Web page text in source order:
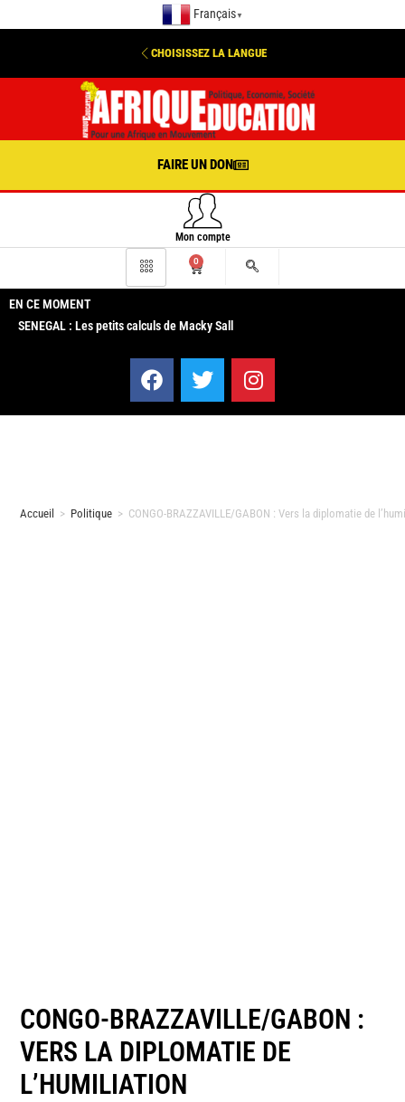
Français ▼
CHOISISSEZ LA LANGUE
FAIRE UN DON
Mon compte
0
EN CE MOMENT
SENEGAL : Les petits calculs de Macky Sall
Accueil > Politique > CONGO-BRAZZAVILLE/GABON : Vers la diplomatie de
CONGO-BRAZZAVILLE/GABON :
VERS LA DIPLOMATIE DE
L’HUMILIATION